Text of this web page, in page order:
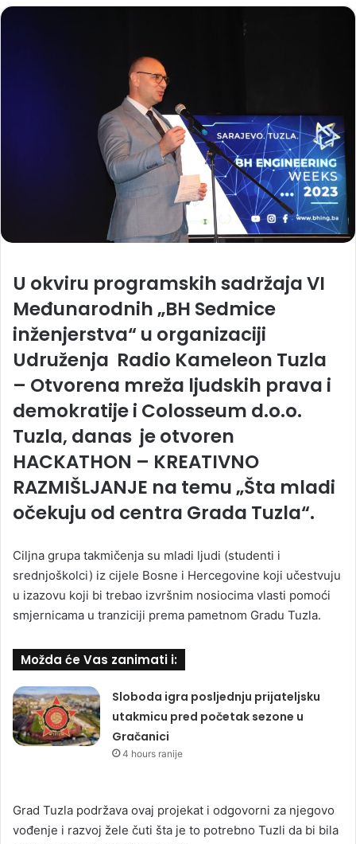
U okviru programskih sadržaja VI
Međunarodnih „BH Sedmice
inženjerstva“ u organizaciji
Udruženja Radio Kameleon Tuzla
– Otvorena mreža ljudskih prava i
demokratije i Colosseum d.o.o.
Tuzla, danas je otvoren
HACKATHON – KREATIVNO
RAZMIŠLJANJE na temu „Šta mladi
očekuju od centra Grada Tuzla“.
Ciljna grupa takmičenja su mladi ljudi (studenti i
srednjoškolci) iz cijele Bosne i Hercegovine koji učestvuju
u izazovu koji bi trebao izvršnim nosiocima vlasti pomoći
smjernicama u tranziciji prema pametnom Gradu Tuzla.
Možda će Vas zanimati i:
Sloboda igra posljednju prijateljsku
utakmicu pred početak sezone u
Gračanici
4 hours ranije
Grad Tuzla podržava ovaj projekat i odgovorni za njegovo
vođenje i razvoj žele čuti šta je to potrebno Tuzli da bi bila